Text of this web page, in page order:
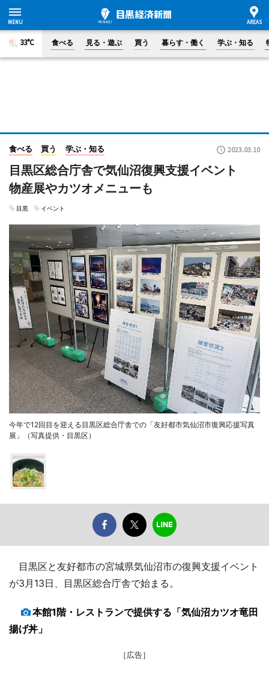
33°C 食べる 見る・遊ぶ 買う 暮らす・働く 学ぶ・知る
食べる 買う 学ぶ・知る 2023.03.10
目黒区総合庁舎で気仙沼復興支援イベント
物産展やカツオメニューも
目黒 イベント
今年で12回目を迎える目黒区総合庁舎での「友好都市気仙沼市復興応援写真
展」（写真提供・目黒区）
目黒区と友好都市の宮城県気仙沼市の復興支援イベント
が3月13日、目黒区総合庁舎で始まる。
本館1階・レストランで提供する「気仙沼カツオ竜田
揚げ丼」
［広告］